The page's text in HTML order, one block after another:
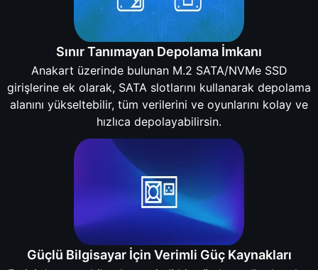
Sınır Tanımayan Depolama İmkanı
Anakart üzerinde bulunan M.2 SATA/NVMe SSD
girişlerine ek olarak, SATA slotlarını kullanarak depolama
alanını yükseltebilir, tüm verilerini ve oyunlarını kolay ve
hızlıca depolayabilirsin.
Güçlü Bilgisayar İçin Verimli Güç Kaynakları